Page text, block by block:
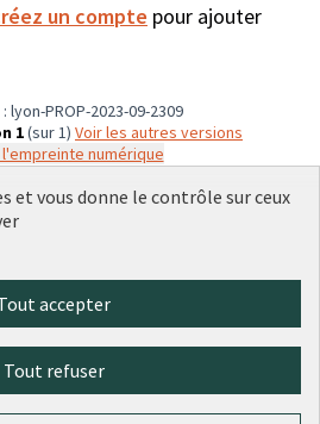
un compte pour ajouter
lyon-PROP-2023-09-2309
1(sur 1)
voir les autres versions
l'empreinte numérique
Licence
(Lien
et vous donne le contrôle sur ceux
accepter
Tout refuser